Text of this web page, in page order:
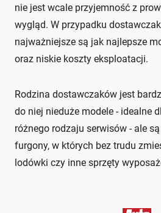
nie jest wcale przyjemność z
wygląd. W przypadku
najważniejsze są jak najlepsze
oraz niskie koszty eksploatacji.
Rodzina dostawczaków jest
do niej nieduże modele - idealne
różnego rodzaju serwisów - ale
furgony, w których bez trudu
lodówki czy inne sprzęty